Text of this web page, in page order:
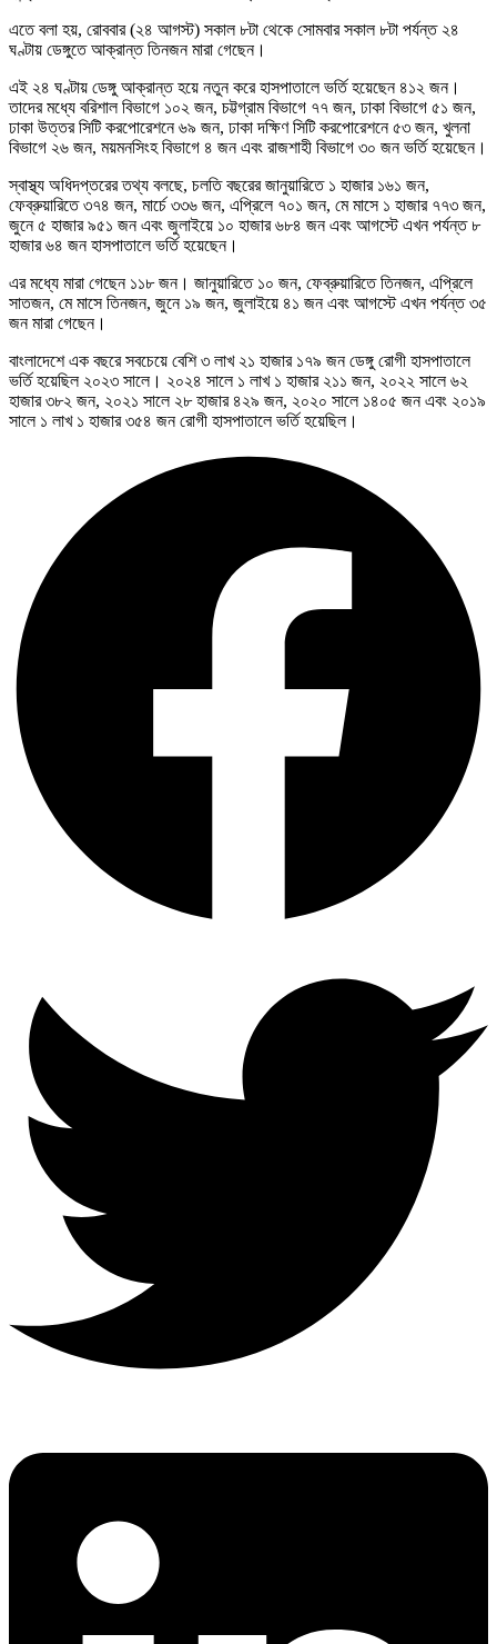
এতে বলা হয়, রোববার (২৪ আগস্ট) সকাল ৮টা থেকে সোমবার সকাল ৮টা পর্যন্ত ২৪
ঘণ্টায় ডেঙ্গুতে আক্রান্ত তিনজন মারা গেছেন।
এই ২৪ ঘণ্টায় ডেঙ্গু আক্রান্ত হয়ে নতুন করে হাসপাতালে ভর্তি হয়েছেন ৪১২ জন।
তাদের মধ্যে বরিশাল বিভাগে ১০২ জন, চট্টগ্রাম বিভাগে ৭৭ জন, ঢাকা বিভাগে ৫১ জন,
ঢাকা উত্তর সিটি করপোরেশনে ৬৯ জন, ঢাকা দক্ষিণ সিটি করপোরেশনে ৫৩ জন, খুলনা
বিভাগে ২৬ জন, ময়মনসিংহ বিভাগে ৪ জন এবং রাজশাহী বিভাগে ৩০ জন ভর্তি হয়েছেন।
স্বাস্থ্য অধিদপ্তরের তথ্য বলছে, চলতি বছরের জানুয়ারিতে ১ হাজার ১৬১ জন,
ফেব্রুয়ারিতে ৩৭৪ জন, মার্চে ৩৩৬ জন, এপ্রিলে ৭০১ জন, মে মাসে ১ হাজার ৭৭৩ জন,
জুনে ৫ হাজার ৯৫১ জন এবং জুলাইয়ে ১০ হাজার ৬৮৪ জন এবং আগস্টে এখন পর্যন্ত ৮
হাজার ৬৪ জন হাসপাতালে ভর্তি হয়েছেন।
এর মধ্যে মারা গেছেন ১১৮ জন। জানুয়ারিতে ১০ জন, ফেব্রুয়ারিতে তিনজন, এপ্রিলে
সাতজন, মে মাসে তিনজন, জুনে ১৯ জন, জুলাইয়ে ৪১ জন এবং আগস্টে এখন পর্যন্ত ৩৫
জন মারা গেছেন।
বাংলাদেশে এক বছরে সবচেয়ে বেশি ৩ লাখ ২১ হাজার ১৭৯ জন ডেঙ্গু রোগী হাসপাতালে
ভর্তি হয়েছিল ২০২৩ সালে। ২০২৪ সালে ১ লাখ ১ হাজার ২১১ জন, ২০২২ সালে ৬২
হাজার ৩৮২ জন, ২০২১ সালে ২৮ হাজার ৪২৯ জন, ২০২০ সালে ১৪০৫ জন এবং ২০১৯
সালে ১ লাখ ১ হাজার ৩৫৪ জন রোগী হাসপাতালে ভর্তি হয়েছিল।